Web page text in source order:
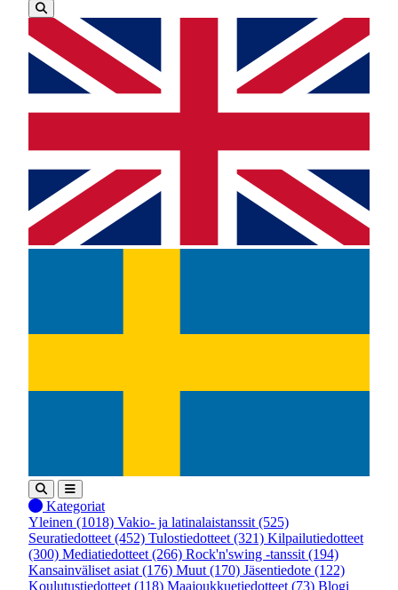
Kategoriat
Yleinen (1018) Vakio- ja latinalaistanssit (525)
Seuratiedotteet (452) Tulostiedotteet (321) Kilpailutiedotteet
(300) Mediatiedotteet (266) Rock'n'swing -tanssit (194)
Kansainväliset asiat (176) Muut (170) Jäsentiedote (122)
Koulutustiedotteet (118) Maajoukkuetiedotteet (73) Blogi